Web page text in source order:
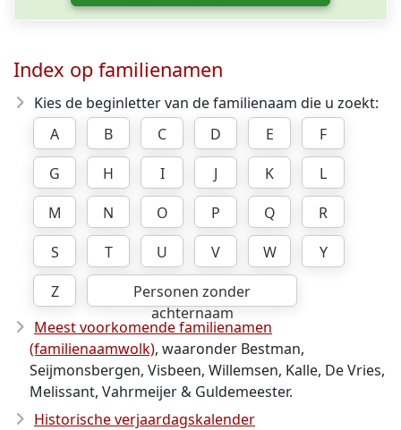
Index op familienamen
Kies de beginletter van de familienaam die u zoekt:
A
B C D E
F
G
H I J K
L
M
N O P Q
R
S
T U V W
Y
Z
Personen zonder
achternaam
Meest voorkomende familienamen
(familienaamwolk), waaronder Bestman,
Seijmonsbergen, Visbeen, Willemsen, Kalle, De Vries,
Melissant, Vahrmeijer & Guldemeester.
Historische verjaardagskalender